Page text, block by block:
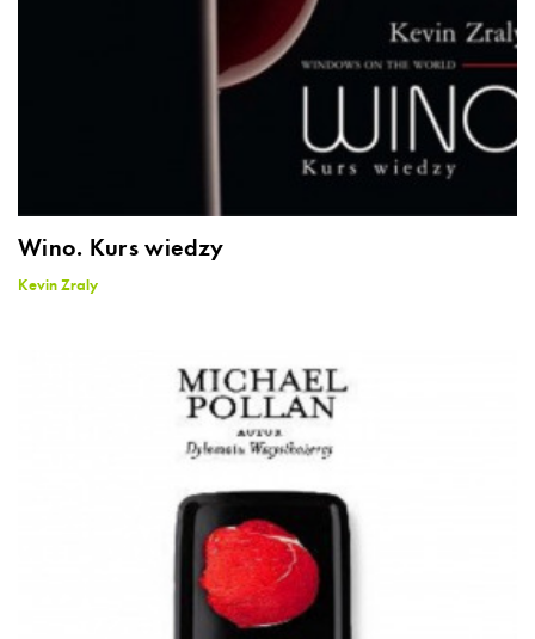
Wino. Kurs wiedzy
Kevin Zraly